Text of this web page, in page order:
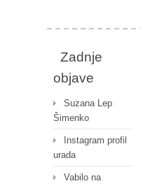
Zadnje
objave
Suzana Lep
Šimenko
Instagram profil
urada
Vabilo na